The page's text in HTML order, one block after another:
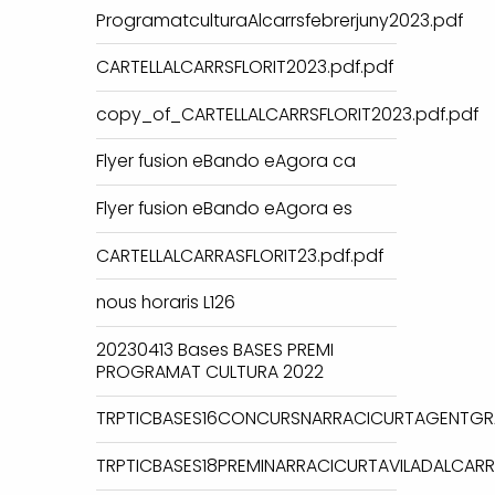
ProgramatculturaAlcarrsfebrerjuny2023.pdf
CARTELLALCARRSFLORIT2023.pdf.pdf
copy_of_CARTELLALCARRSFLORIT2023.pdf.pdf
Flyer fusion eBando eAgora ca
Flyer fusion eBando eAgora es
CARTELLALCARRASFLORIT23.pdf.pdf
nous horaris L126
20230413 Bases BASES PREMI
PROGRAMAT CULTURA 2022